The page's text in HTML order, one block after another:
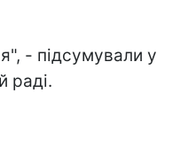
- підсумували у
раді.